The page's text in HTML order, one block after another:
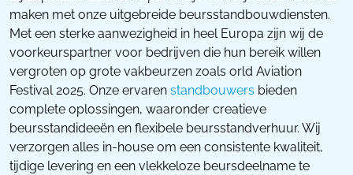
maken met onze uitgebreide beursstandbouwdiensten.
Met een sterke aanwezigheid in heel Europa zijn wij de
voorkeurspartner voor bedrijven die hun bereik willen
vergroten op grote vakbeurzen zoals orld Aviation
Festival 2025. Onze ervaren standbouwers bieden
complete oplossingen, waaronder creatieve
beursstandideeën en flexibele beursstandverhuur. Wij
verzorgen alles in-house om een consistente kwaliteit,
tijdige levering en een vlekkeloze beursdeelname te